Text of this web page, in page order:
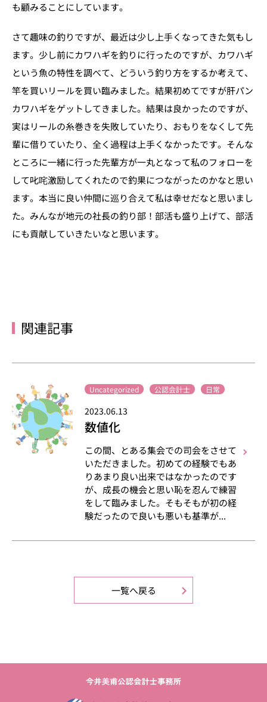
も顧みることにしています。
さて趣味の釣りですが、最近は少し上手くなってきた気もし
ます。少し前にカワハギを釣りに行ったのですが、カワハギ
という魚の特性を調べて、どういう釣り方をするか考えて、
竿を買いリールを買い臨みました。結果初めてですが肝パン
カワハギをゲットしてきました。結果は良かったのですが、
実はリールの糸巻きを失敗していたり、おもりをなくして先
輩に借りていたり、全く過程は上手くなかったです。そんな
ところに一緒に行った先輩方が一丸となって私のフォローを
して叱咤激励してくれたので釣果につながったのかなと思い
ます。本当に良い仲間に巡り合えて私は幸せだなと思いまし
た。みんなが地元の社長の釣り部！部活も盛り上げて、部活
にも貢献していきたいなと思います。
関連記事
Uncategorized 公認会計士 日常
2023.06.13
数値化
この間、とある集会での司会をさせて
いただきました。初めての経験でもあ
りあまり良い出来ではなかったのです
が、成長の機会と思い恥を忍んで練習
をして臨みました。そもそもが初の経
験だったので良いも悪いも基準が...
一覧へ戻る